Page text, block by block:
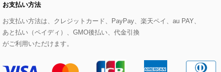
eur3
Maison de CINQ
MK MICHEL KLEIN BAG
その他のトップス
セットアップスカート
セットアップワンピース
モッズコート
ステンカラーコート
帽子
ヘアアクセサリー
ブレスレット・バングル
ブローチ・コサージュ
ショルダーバッグ
ボストンバッグ
パンプス
スニーカー
すべてのアートフラワー
ローズ
お支払い方法
お支払い方法は、クレジットカード、PayPay、楽天ペイ、au PAY、
あと払い（ペイディ）、GMO後払い、代金引換
がご利用いただけます。